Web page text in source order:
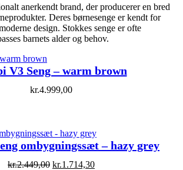
anerkendt brand, der producerer en bred
Deres børnesenge er kendt for
design. Stokkes senge er ofte
barnets alder og behov.
V3 Seng – warm brown
kr.4.999,00
ombygningssæt – hazy grey
kr.2.449,00 Original
kr.1.714,30Current